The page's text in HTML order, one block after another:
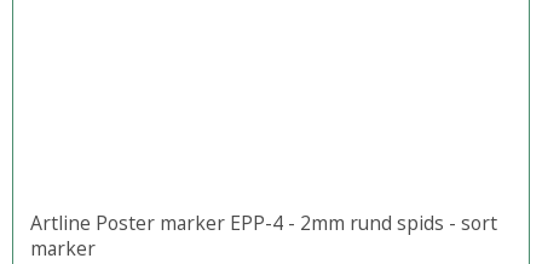
Artline Poster marker EPP-4 - 2mm rund spids - sort
marker